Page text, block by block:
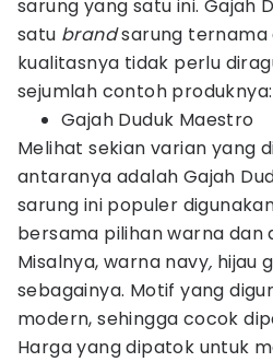
sarung yang satu ini. Gajah
satu brandsarung ternama
kualitasnya tidak perlu
sejumlah contoh produknya:
Gajah Duduk Maestro
Melihat sekian varian yang
antaranya adalah Gajah
sarung ini populer
bersama pilihan warna dan
Misalnya, warna navy, hijau
sebagainya. Motif yang
modern, sehingga cocok
Harga yang dipatok untuk